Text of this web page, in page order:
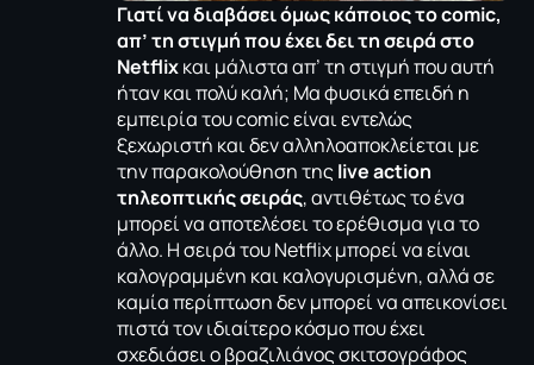
Γιατί να διαβάσει όμως κάποιος το comic,
απ’ τη στιγμή που έχει δει τη σειρά στο
Netflixκαι μάλιστα απ’ τη στιγμή που αυτή
ήταν και πολύ καλή; Μα φυσικά επειδή η
εμπειρία του comic είναι εντελώς
ξεχωριστή και δεν αλληλοαποκλείεται με
την παρακολούθηση τηςlive action
τηλεοπτικής σειράς, αντιθέτως το ένα
μπορεί να αποτελέσει το ερέθισμα για το
άλλο. Η σειρά του Netflix μπορεί να είναι
καλογραμμένη και καλογυρισμένη, αλλά σε
καμία περίπτωση δεν μπορεί να απεικονίσει
πιστά τον ιδιαίτερο κόσμο που έχει
σχεδιάσει ο βραζιλιάνος σκιτσογράφος